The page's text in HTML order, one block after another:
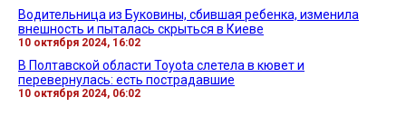
Водительница из Буковины, сбившая ребенка, изменила
внешность и пыталась скрыться в Киеве
10 октября 2024, 16:02
В Полтавской области Toyota слетела в кювет и
перевернулась: есть пострадавшие
10 октября 2024, 06:02